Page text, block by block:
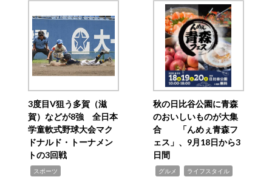
3度目V狙う多賀（滋
賀）などが8強 全日本
学童軟式野球大会マク
ドナルド・トーナメン
トの3回戦
スポーツ
秋の日比谷公園に青森
のおいしいものが大集
合 「んめぇ青森フ
ェス」、9月18日から3
日間
グルメ ライフスタイル